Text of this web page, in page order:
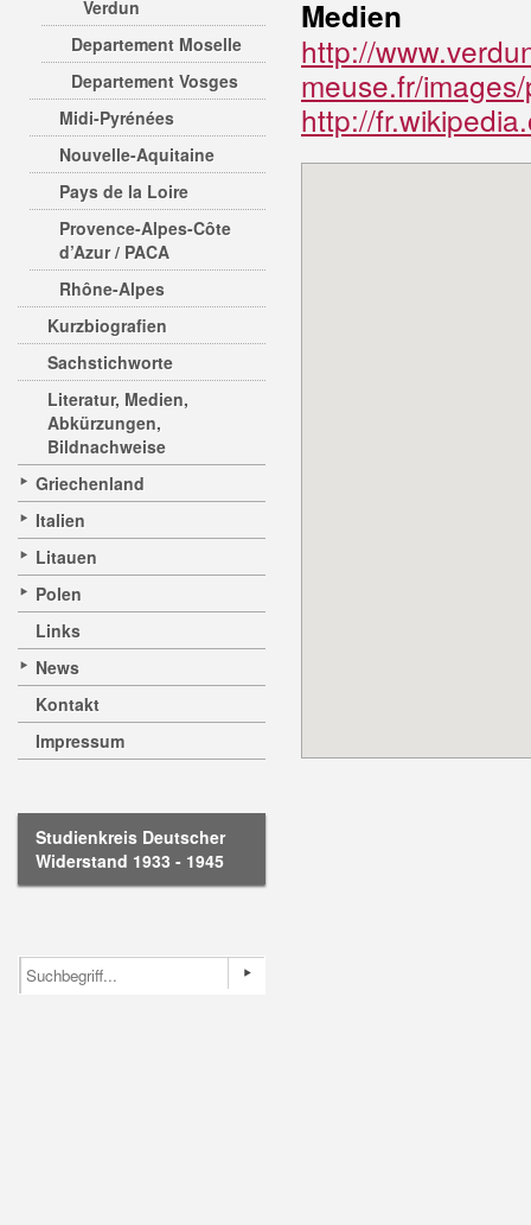
Verdun
Departement Moselle
Departement Vosges
Midi-Pyrénées
Nouvelle-Aquitaine
Pays de la Loire
Provence-Alpes-Côte
d’Azur / PACA
Rhône-Alpes
Kurzbiografien
Sachstichworte
Literatur, Medien,
Abkürzungen,
Bildnachweise
Griechenland
Italien
Litauen
Polen
Links
News
Kontakt
Impressum
Studienkreis Deutscher
Widerstand 1933 - 1945
Medien
http://
meuse.fr/
http://